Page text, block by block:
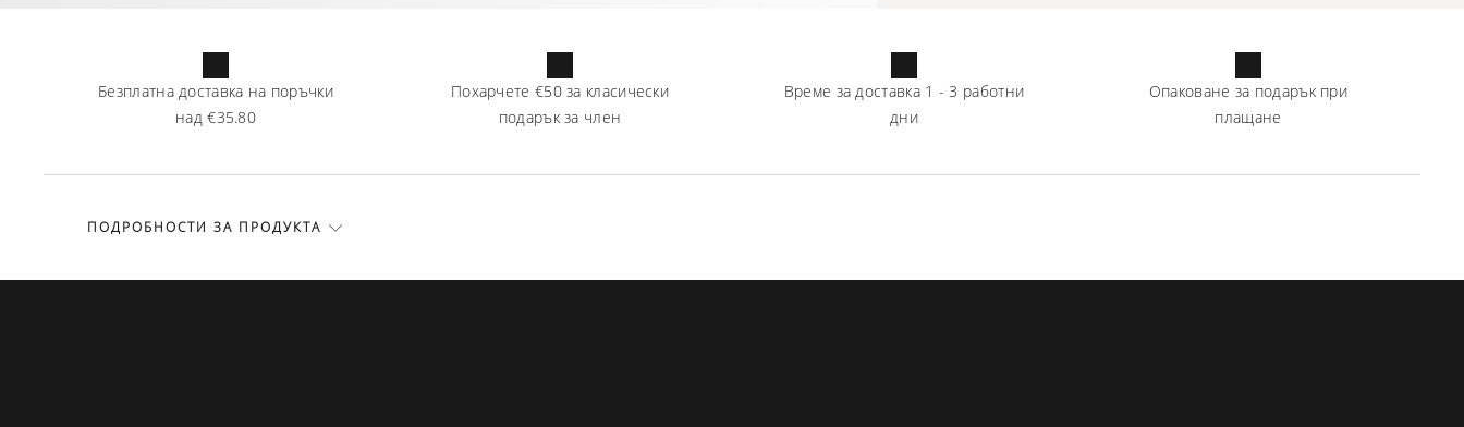
Безплатна доставка на поръчки
над €35.80
Похарчете €50 за класически
подарък за член
Време за доставка 1 - 3 работни
дни
Опаковане за подарък при
плащане
ПОДРОБНОСТИ ЗА ПРОДУКТА